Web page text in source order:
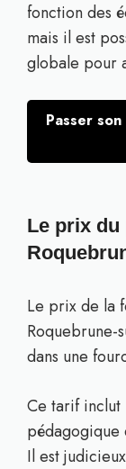
fonction des
mais il est
globale pour
Passer
Le prix du
Le prix de la
Roquebrune-
dans une
Ce tarif
pédagogique
Il est